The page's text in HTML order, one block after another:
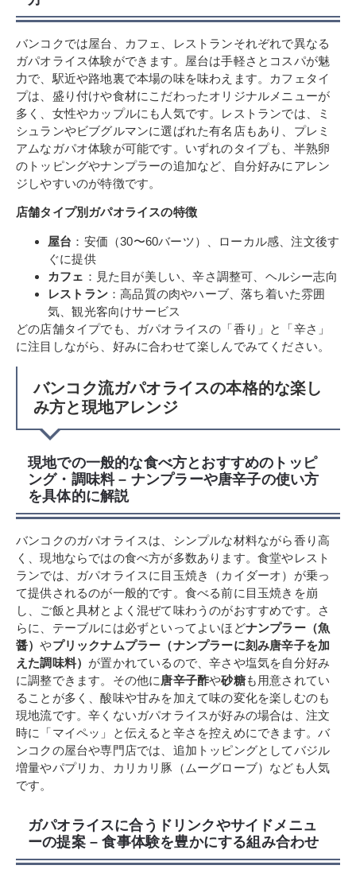
バンコクでは屋台、カフェ、レストランそれぞれで異なる
ガパオライス体験ができます。屋台は手軽さとコスパが魅
力で、駅近や路地裏で本場の味を味わえます。カフェタイ
プは、盛り付けや食材にこだわったオリジナルメニューが
多く、女性やカップルにも人気です。レストランでは、ミ
シュランやビブグルマンに選ばれた有名店もあり、プレミ
アムなガパオ体験が可能です。いずれのタイプも、半熟卵
のトッピングやナンプラーの追加など、自分好みにアレン
ジしやすいのが特徴です。
店舗タイプ別ガパオライスの特徴
屋台 ：安価（30〜60バーツ）、ローカル感、注文後す
ぐに提供
カフェ ：見た目が美しい、辛さ調整可、ヘルシー志向
レストラン ：高品質の肉やハーブ、落ち着いた雰囲
気、観光客向けサービス
どの店舗タイプでも、ガパオライスの「香り」と「辛さ」
に注目しながら、好みに合わせて楽しんでみてください。
バンコク流ガパオライスの本格的な楽し
み方と現地アレンジ
現地での一般的な食べ方とおすすめのトッピ
ング・調味料 – ナンプラーや唐辛子の使い方
を具体的に解説
バンコクのガパオライスは、シンプルな材料ながら香り高
く、現地ならではの食べ方が多数あります。食堂やレスト
ランでは、ガパオライスに目玉焼き（カイダーオ）が乗っ
て提供されるのが一般的です。食べる前に目玉焼きを崩
し、ご飯と具材とよく混ぜて味わうのがおすすめです。さ
らに、テーブルには必ずといってよいほどナンプラー（魚
醤）やプリックナムプラー（ナンプラーに刻み唐辛子を加
えた調味料） が置かれているので、辛さや塩気を自分好み
に調整できます。その他に唐辛子酢や砂糖も用意されてい
ることが多く、酸味や甘みを加えて味の変化を楽しむのも
現地流です。辛くないガパオライスが好みの場合は、注文
時に「マイペッ」と伝えると辛さを控えめにできます。バ
ンコクの屋台や専門店では、追加トッピングとしてバジル
増量やパプリカ、カリカリ豚（ムーグローブ）なども人気
です。
ガパオライスに合うドリンクやサイドメニュ
ーの提案 – 食事体験を豊かにする組み合わせ